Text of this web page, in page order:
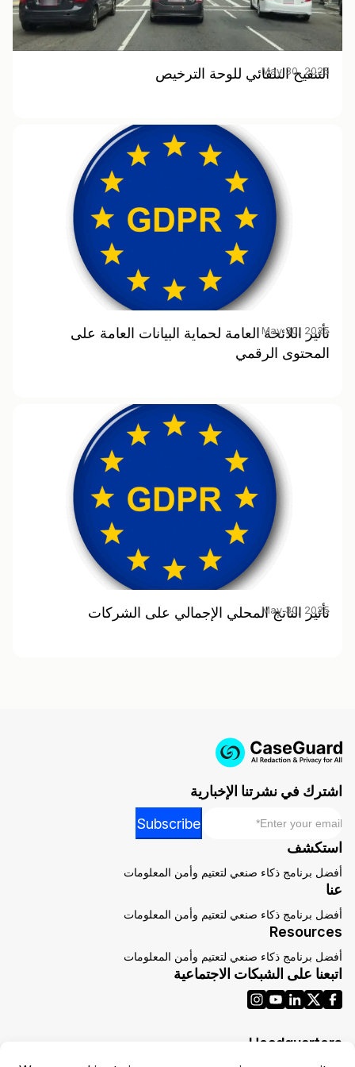
التنقيح التلقائي للوحة الترخيص
May 30, 2025
تأثير اللائحة العامة لحماية البيانات العامة على
المحتوى الرقمي
May 30, 2025
تأثير الناتج المحلي الإجمالي على الشركات
May 30, 2025
اشترك في نشرتنا الإخبارية
*
Subscribe
استكشف
أفضل برنامج ذكاء صنعي لتعتيم وأمن المعلومات
عنا
أفضل برنامج ذكاء صنعي لتعتيم وأمن المعلومات
Resources
أفضل برنامج ذكاء صنعي لتعتيم وأمن المعلومات
اتبعنا على الشبكات الاجتماعية
Headquarters